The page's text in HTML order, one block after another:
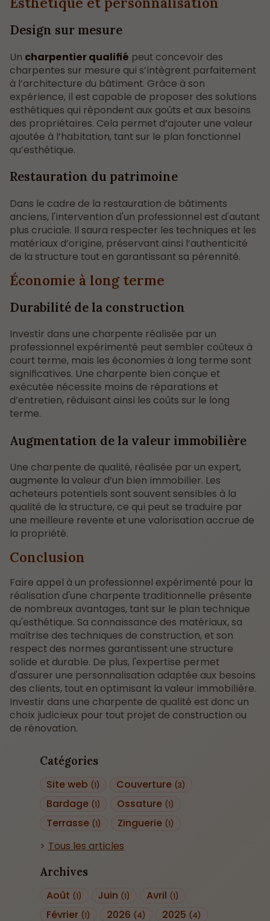
Catégories
Site web (1) Couverture (3)
Bardage (1) Ossature (1)
Terrasse (1) Zinguerie (1)
Tous les articles
Archives
Août (1) Juin (1) Avril (1)
Février (1) 2026 (4) 2025 (4)
Design sur mesure
Un charpentier qualifié peut concevoir des
charpentes sur mesure qui s’intègrent parfaitement
à l’architecture du bâtiment. Grâce à son
expérience, il est capable de proposer des solutions
esthétiques qui répondent aux goûts et aux besoins
des propriétaires. Cela permet d’ajouter une valeur
ajoutée à l’habitation, tant sur le plan fonctionnel
qu’esthétique.
Restauration du patrimoine
Dans le cadre de la restauration de bâtiments
anciens, l'intervention d'un professionnel est d'autant
plus cruciale. Il saura respecter les techniques et les
matériaux d’origine, préservant ainsi l’authenticité
de la structure tout en garantissant sa pérennité.
Économie à long terme
Durabilité de la construction
Investir dans une charpente réalisée par un
professionnel expérimenté peut sembler coûteux à
court terme, mais les économies à long terme sont
significatives. Une charpente bien conçue et
exécutée nécessite moins de réparations et
d’entretien, réduisant ainsi les coûts sur le long
terme.
Augmentation de la valeur immobilière
Une charpente de qualité, réalisée par un expert,
augmente la valeur d’un bien immobilier. Les
acheteurs potentiels sont souvent sensibles à la
qualité de la structure, ce qui peut se traduire par
une meilleure revente et une valorisation accrue de
la propriété.
Conclusion
Faire appel à un professionnel expérimenté pour la
réalisation d'une charpente traditionnelle présente
de nombreux avantages, tant sur le plan technique
qu'esthétique. Sa connaissance des matériaux, sa
maîtrise des techniques de construction, et son
respect des normes garantissent une structure
solide et durable. De plus, l'expertise permet
d'assurer une personnalisation adaptée aux besoins
des clients, tout en optimisant la valeur immobilière.
Investir dans une charpente de qualité est donc un
choix judicieux pour tout projet de construction ou
de rénovation.